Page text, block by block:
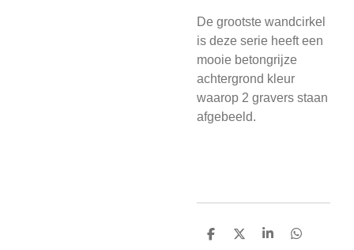
De grootste wandcirkel
is deze serie heeft een
mooie betongrijze
achtergrond kleur
waarop 2 gravers staan
afgebeeld.
D
D
S
D